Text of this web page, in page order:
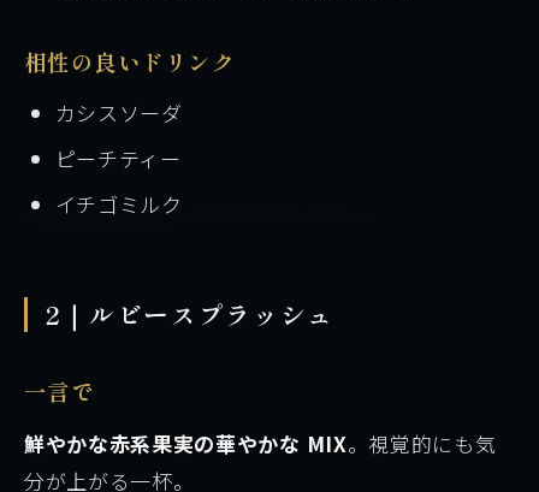
相性の良いドリンク
カシスソーダ
ピーチティー
イチゴミルク
2｜ルビースプラッシュ
一言で
鮮やかな赤系果実の華やかな MIX。視覚的にも気
分が上がる一杯。